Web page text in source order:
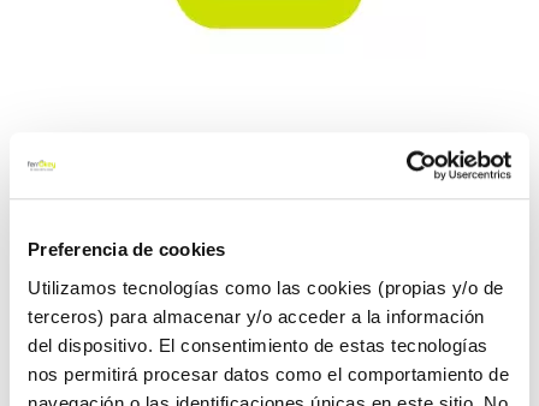
Preferencia de cookies
Utilizamos tecnologías como las cookies (propias y/o de
terceros) para almacenar y/o acceder a la información
del dispositivo. El consentimiento de estas tecnologías
nos permitirá procesar datos como el comportamiento de
Chaqueta trabajo ignifuga
welder hv wlh-300
Total Ref:CF-127048
Cazadora de gran confort y diseño para soldadura o afines
fabricado en 78% Algodón con tratamiento FR, 20% fibra de
Saltar
la
galería
de